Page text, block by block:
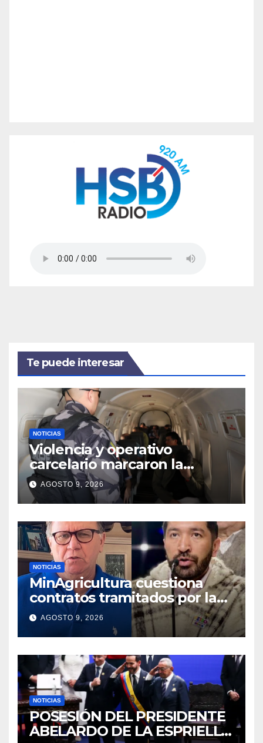
Te puede interesar
NOTICIAS
Violencia y operativo
carcelario marcaron la
primera jornada del nuevo
Gobierno
AGOSTO 9, 2026
NOTICIAS
MinAgricultura cuestiona
contratos tramitados por la
Agencia de Desarrollo Rural
durante jornada del sábado
AGOSTO 9, 2026
NOTICIAS
POSESIÓN DEL PRESIDENTE
ABELARDO DE LA ESPRIELLA